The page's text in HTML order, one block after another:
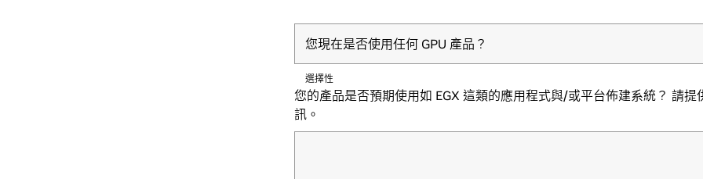
您現在是否使用任何 GPU 產品？
選擇性
您的產品是否預期使用如 EGX 這類的應用程式與/或平台佈建系統？ 請提
訊。